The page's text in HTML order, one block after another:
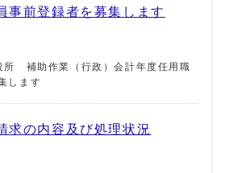
事前登録者を募集します
所 補助作業（行政）会計年度任用職
します
求の内容及び処理状況